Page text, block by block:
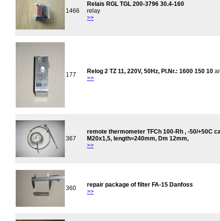
1466
Relais RGL TGL 200-3796 30.4-160
relay
>>
177 Relog 2 TZ 11, 220V, 50Hz, Pl.Nr.: 1600 150 10
>>
367
remote thermometer TFCh 100-Rh , -50/+50C
M20x1,5, length=240mm, Dm 12mm,
>>
360
repair package of filter FA-15 Danfoss
>>